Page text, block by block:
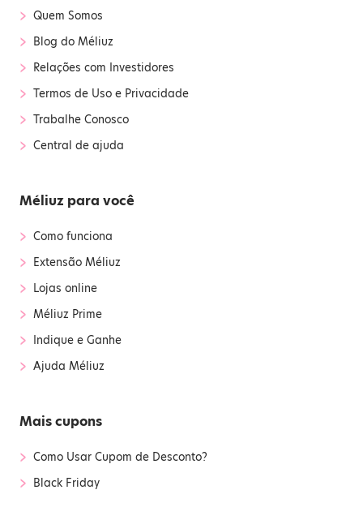
› Quem Somos
› Blog do Méliuz
› Relações com Investidores
› Termos de Uso e Privacidade
› Trabalhe Conosco
› Central de ajuda
Méliuz para você
› Como funciona
› Extensão Méliuz
› Lojas online
› Méliuz Prime
› Indique e Ganhe
› Ajuda Méliuz
Mais cupons
› Como Usar Cupom de Desconto?
› Black Friday